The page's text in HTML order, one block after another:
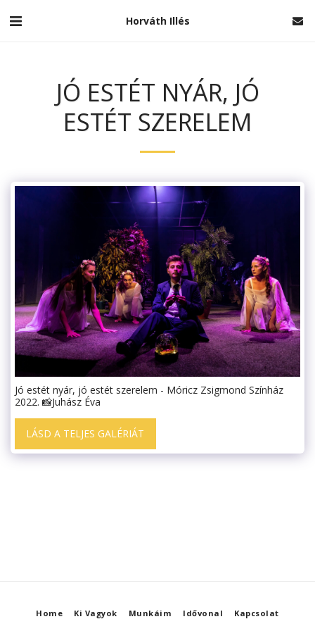
Horváth Illés
JÓ ESTÉT NYÁR, JÓ
ESTÉT SZERELEM
Jó estét nyár, jó estét szerelem - Móricz Zsigmond Színház
2022. 📸Juhász Éva
LÁSD A TELJES GALÉRIÁT
Home Ki Vagyok Munkáim Idővonal Kapcsolat